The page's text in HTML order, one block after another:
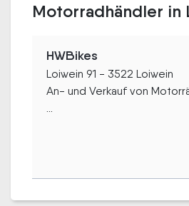
Motorradhändler in
HWBikes
Loiwein 91 - 3522 Loiwein
An- und Verkauf von
...